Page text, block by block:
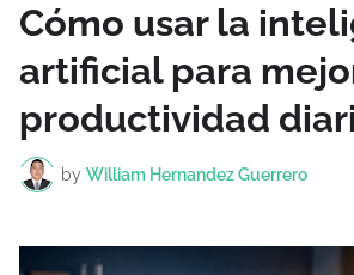
Cómo usar la
artificial para
productividad
by William Hernandez Guerrero